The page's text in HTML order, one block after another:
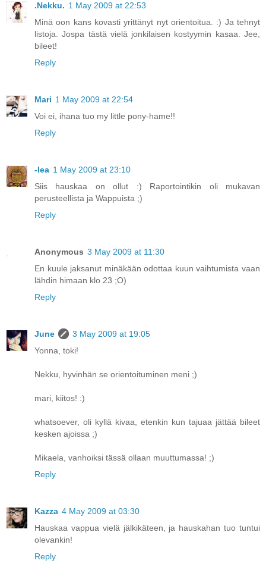
.Nekku. 1 May 2009 at 22:53
Minä oon kans kovasti yrittänyt nyt orientoitua. :) Ja tehnyt
listoja. Jospa tästä vielä jonkilaisen kostyymin kasaa. Jee,
bileet!
Reply
Mari 1 May 2009 at 22:54
Voi ei, ihana tuo my little pony-hame!!
Reply
-lea 1 May 2009 at 23:10
Siis hauskaa on ollut :) Raportointikin oli mukavan
perusteellista ja Wappuista ;)
Reply
Anonymous 3 May 2009 at 11:30
En kuule jaksanut minäkään odottaa kuun vaihtumista vaan
lähdin himaan klo 23 ;O)
Reply
June
3 May 2009 at 19:05
Yonna, toki!
Nekku, hyvinhän se orientoituminen meni ;)
mari, kiitos! :)
whatsoever, oli kyllä kivaa, etenkin kun tajuaa jättää bileet
kesken ajoissa ;)
Mikaela, vanhoiksi tässä ollaan muuttumassa! ;)
Reply
Kazza 4 May 2009 at 03:30
Hauskaa vappua vielä jälkikäteen, ja hauskahan tuo tuntui
olevankin!
Reply